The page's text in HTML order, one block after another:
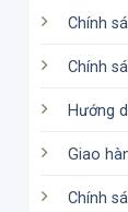
Chính
Chính
Hướng
Giao
Chính